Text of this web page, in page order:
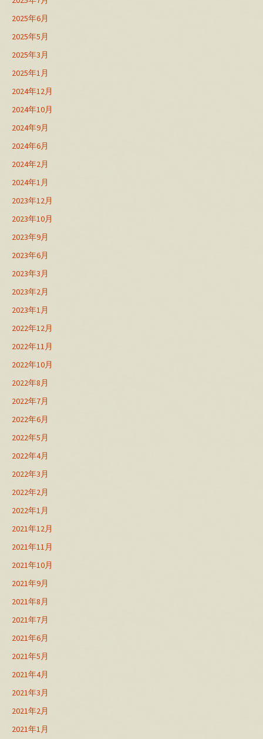
2025年6月
2025年5月
2025年3月
2025年1月
2024年12月
2024年10月
2024年9月
2024年6月
2024年2月
2024年1月
2023年12月
2023年10月
2023年9月
2023年6月
2023年3月
2023年2月
2023年1月
2022年12月
2022年11月
2022年10月
2022年8月
2022年7月
2022年6月
2022年5月
2022年4月
2022年3月
2022年2月
2022年1月
2021年12月
2021年11月
2021年10月
2021年9月
2021年8月
2021年7月
2021年6月
2021年5月
2021年4月
2021年3月
2021年2月
2021年1月